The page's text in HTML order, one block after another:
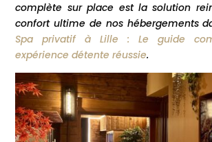
complète sur place est la solution
confort ultime de nos hébergements
Spa privatif à Lille : Le guide
expérience détente réussie.